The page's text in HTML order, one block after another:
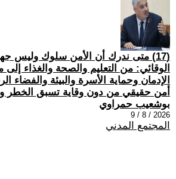
(17) متى ندرك أن الأمن سلوك وليس
الوقائي: من التعليم والصحة والغذاء إلى
الإدمان وحماية الأسرة والبيئة والفضاء
أمن حقيقي من دون وقاية تسبق الخطر
بوشعيب حمراوي
2026 / 8 / 9
المجتمع المدني